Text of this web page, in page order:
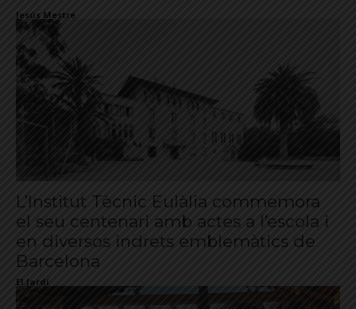
Jesús Mestre
L’Institut Tècnic Eulàlia commemora
el seu centenari amb actes a l’escola i
en diversos indrets emblemàtics de
Barcelona
El Jardí